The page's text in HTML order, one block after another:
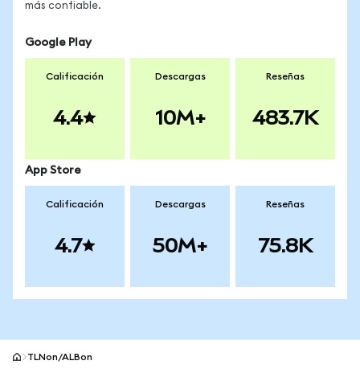
más confiable.
Google Play
Calificación
4.4
Descargas
10M+
Reseñas
483.7K
App Store
Calificación
4.7
Descargas
50M+
Reseñas
75.8K
TLNon/ALBon